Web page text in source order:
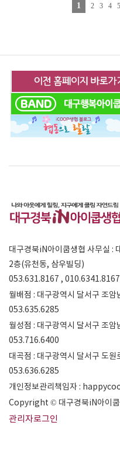
1 2 3 4 5
대구경북iN아이쿱생협 사무실 :
2층(유천동, 삼우빌딩)
053.631.8167 , 010.6341.8167
월배점 : 대구광역시 달서구 조
053.635.6285
월성점 : 대구광역시 달서구 조암
053.716.6400
대곡점 : 대구광역시 달서구 도원
053.636.6285
개인정보관리책임자 :
Copyright © 대구경북iN아이
관리자로그인